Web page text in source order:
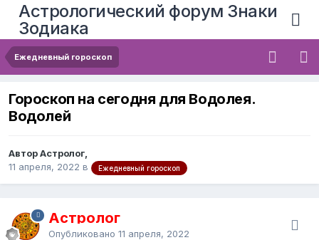
Астрологический форум Знаки
Зодиака
Ежедневный гороскоп
Гороскоп на сегодня для Водолея.
Водолей
Автор Астролог,
11 апреля, 2022 в Ежедневный гороскоп
Астролог
Опубликовано 11 апреля, 2022